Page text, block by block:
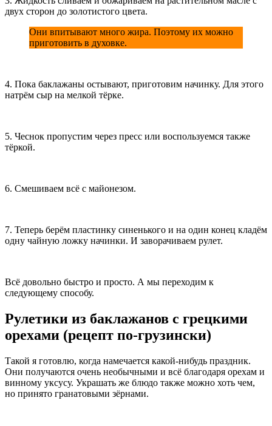
двух сторон до золотистого цвета.
Они впитывают много жира. Поэтому их можно
приготовить в духовке.
4. Пока баклажаны остывают, приготовим начинку. Для этого
натрём сыр на мелкой тёрке.
5. Чеснок пропустим через пресс или воспользуемся также
тёркой.
6. Смешиваем всё с майонезом.
7. Теперь берём пластинку синенького и на один конец кладём
одну чайную ложку начинки. И заворачиваем рулет.
Всё довольно быстро и просто. А мы переходим к
следующему способу.
Рулетики из баклажанов с грецкими
орехами (рецепт по-грузински)
Такой я готовлю, когда намечается какой-нибудь праздник.
Они получаются очень необычными и всё благодаря орехам и
винному уксусу. Украшать же блюдо также можно хоть чем,
но принято гранатовыми зёрнами.